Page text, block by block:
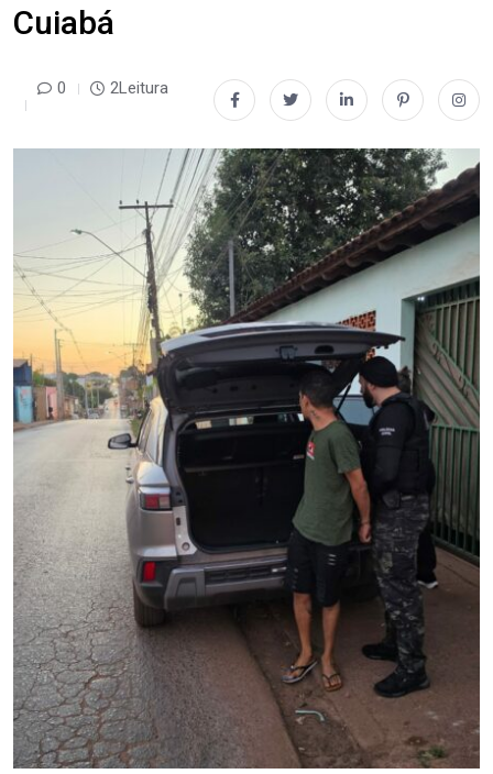
Cuiabá
0 2Leitura